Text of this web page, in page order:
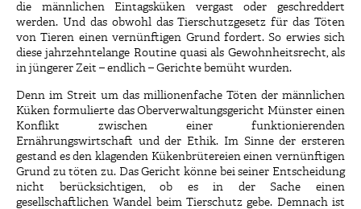
die männlichen Eintagsküken vergast oder geschreddert
werden. Und das obwohl das Tierschutzgesetz für das Töten
von Tieren einen vernünftigen Grund fordert. So erwies sich
diese jahrzehntelange Routine quasi als Gewohnheitsrecht, als
in jüngerer Zeit – endlich – Gerichte bemüht wurden.
Denn im Streit um das millionenfache Töten der männlichen
Küken formulierte das Oberverwaltungsgericht Münster einen
Konflikt zwischen einer funktionierenden
Ernährungswirtschaft und der Ethik. Im Sinne der ersteren
gestand es den klagenden Kükenbrütereien einen vernünftigen
Grund zu töten zu. Das Gericht könne bei seiner Entscheidung
nicht berücksichtigen, ob es in der Sache einen
gesellschaftlichen Wandel beim Tierschutz gebe. Demnach ist